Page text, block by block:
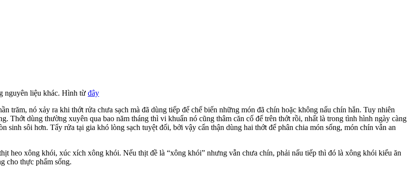
nguyên liệu khác. Hình từ đây
trăm, nó xảy ra khi thớt rửa chưa sạch mà đã dùng tiếp để chế biến những món đã chín hoặc không nấu chín hẳn. Tuy nhiên
Thớt dùng thường xuyên qua bao năm tháng thì vi khuẩn nó cũng thâm căn cố đế trên thớt rồi, nhất là trong tình hình ngày càng
sôi hơn. Tẩy rửa tại gia khó lòng sạch tuyệt đối, bởi vậy cẩn thận dùng hai thớt để phân chia món sống, món chín vẫn an
heo xông khói, xúc xích xông khói. Nếu thịt đề là “xông khói” nhưng vẫn chưa chín, phải nấu tiếp thì đó là xông khói kiểu ăn
cho thực phẩm sống.